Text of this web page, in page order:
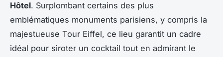
Hôtel. Surplombant certains des plus
emblématiques monuments parisiens, y compris la
majestueuse Tour Eiffel, ce lieu garantit un cadre
idéal pour siroter un cocktail tout en admirant le